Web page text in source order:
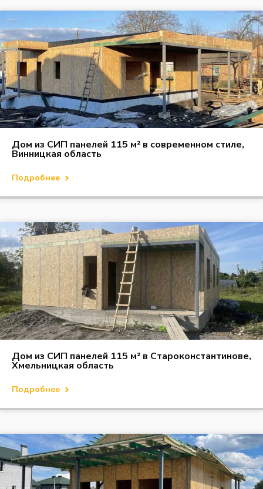
Дом из СИП панелей 115 м² в современном стиле,
Винницкая область
Подробнее
Дом из СИП панелей 115 м² в Староконстантинове,
Хмельницкая область
Подробнее